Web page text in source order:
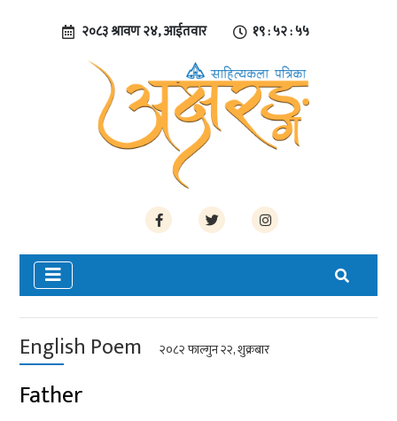
२०८३ श्रावण २४, आईतवार १९ : ५२ : ५५
English Poem २०८२ फाल्गुन २२, शुक्रबार
Father